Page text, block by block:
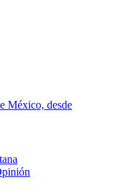
México, desde